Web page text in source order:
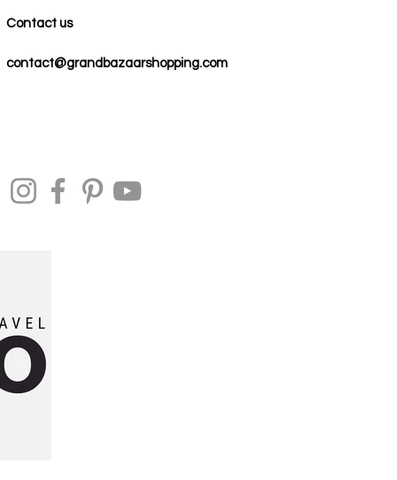
Contact us
contact@grandbazaarshopping.com